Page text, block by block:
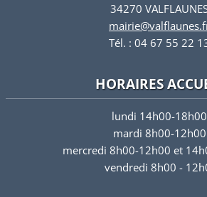
34270
Tél. : 04 67 55 22
HORAIRES
lundi 14h00-18h00
mardi 8h00-12h00
mercredi 8h00-12h00 et
vendredi 8h00 -